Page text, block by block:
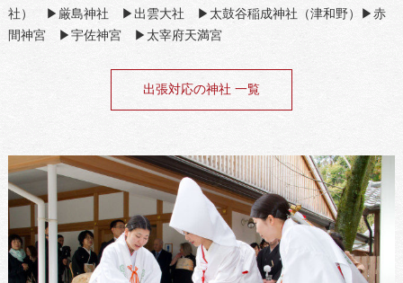
社） ▶厳島神社 ▶出雲大社 ▶太鼓谷稲成神社（津和野）▶赤
間神宮 ▶宇佐神宮 ▶太宰府天満宮
出張対応の神社 一覧